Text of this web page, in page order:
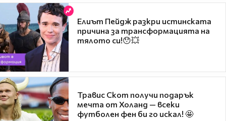
Елиът Пейдж разкри истинската
причина за трансформацията на
тялото си!😯💥
Травис Скот получи подарък
мечта от Холанд — всеки
футболен фен би го искал! 🤩